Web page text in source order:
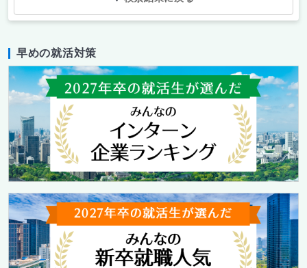
早めの就活対策